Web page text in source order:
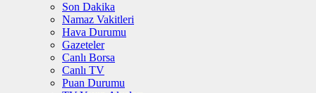
Son Dakika
Namaz Vakitleri
Hava Durumu
Gazeteler
Canlı Borsa
Canlı TV
Puan Durumu